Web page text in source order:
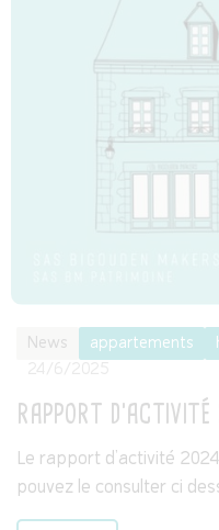
News appartements
RAPPORT
Le rapport d’activité
pouvez le consulter ci